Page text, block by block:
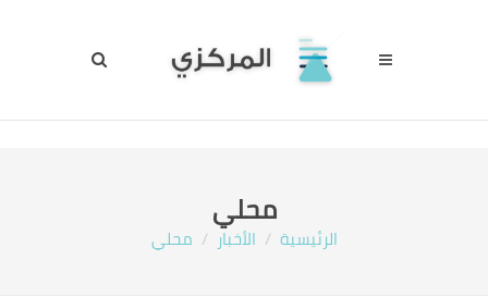
محلي
الرئيسية الأخبار محلي